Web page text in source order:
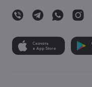
Скачать
в App Store